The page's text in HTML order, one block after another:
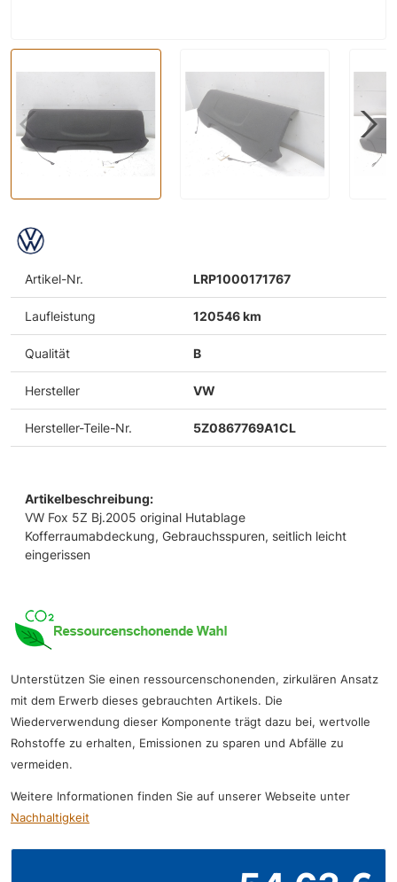
Artikel-Nr. LRP1000171767
Laufleistung 120546 km
Qualität B
Hersteller VW
Hersteller-Teile-Nr. 5Z0867769A1CL
Artikelbeschreibung:
VW Fox 5Z Bj.2005 original Hutablage
Kofferraumabdeckung, Gebrauchsspuren, seitlich leicht
eingerissen
Unterstützen Sie einen ressourcenschonenden, zirkulären Ansatz
mit dem Erwerb dieses gebrauchten Artikels. Die
Wiederverwendung dieser Komponente trägt dazu bei, wertvolle
Rohstoffe zu erhalten, Emissionen zu sparen und Abfälle zu
vermeiden.
Weitere Informationen finden Sie auf unserer Webseite unter
Nachhaltigkeit